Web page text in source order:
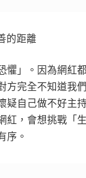
的距離
」。因為網紅
完全不知道我
自己做不好主
，會想挑戰「
序。